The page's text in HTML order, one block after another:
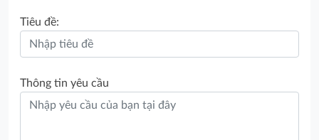
Tiêu đề:
Thông tin yêu cầu